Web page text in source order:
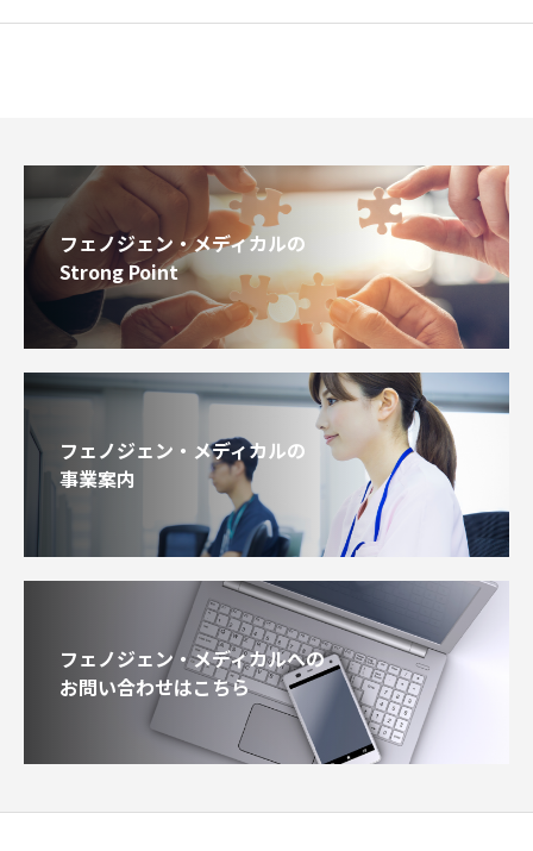
フェノジェン・メディカルの
Strong Point
フェノジェン・メディカルの
事業案内
フェノジェン・メディカルへの
お問い合わせはこちら